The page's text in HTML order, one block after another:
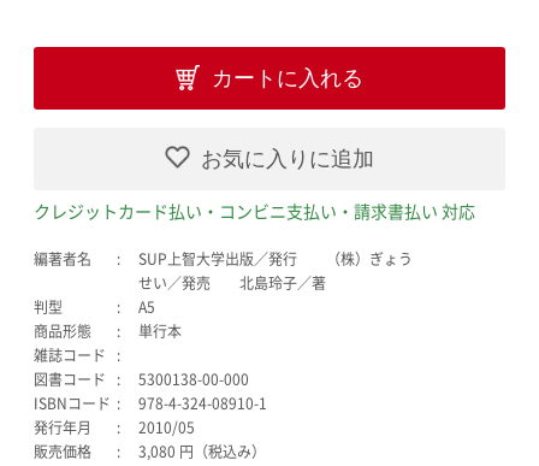
カートに入れる
お気に入りに追加
クレジットカード払い・コンビニ支払い・請求書払い 対応
編著者名
SUP上智大学出版／発行 （株）ぎょう
せい／発売 北島玲子／著
判型
A5
商品形態
単行本
雑誌コード
図書コード
5300138-00-000
ISBNコード
978-4-324-08910-1
発行年月
2010/05
販売価格
3,080 円（税込み）